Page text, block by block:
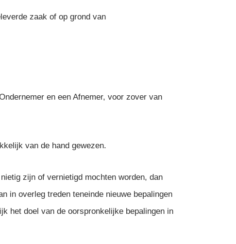
zaak of op grond van
en een Afnemer, voor zover van
van de hand gewezen.
zijn of vernietigd mochten worden, dan
in overleg treden teneinde nieuwe bepalingen
het doel van de oorspronkelijke bepalingen in